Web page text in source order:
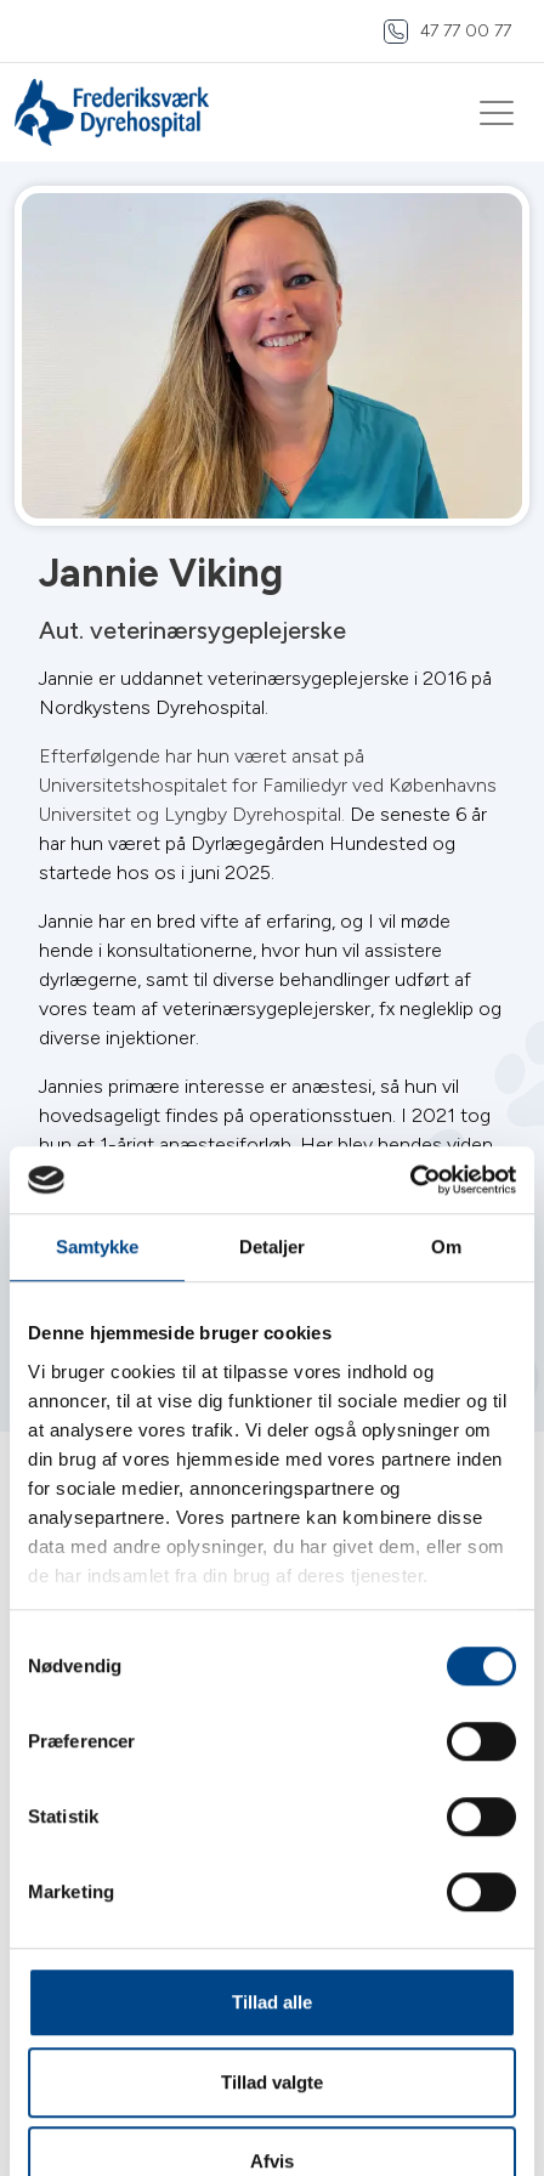
Samtykke Detaljer Om
Denne hjemmeside bruger cookies
Vi bruger cookies til at tilpasse vores indhold og
annoncer, til at vise dig funktioner til sociale medier og til
at analysere vores trafik. Vi deler også oplysninger om
din brug af vores hjemmeside med vores partnere inden
for sociale medier, annonceringspartnere og
analysepartnere. Vores partnere kan kombinere disse
data med andre oplysninger, du har givet dem, eller som
de har indsamlet fra din brug af deres tjenester.
Nødvendig
Præferencer
Statistik
Marketing
Tillad alle
Tillad valgte
Afvis
47 77 00 77
Jannie Viking
Aut. veterinærsygeplejerske
Jannie er uddannet veterinærsygeplejerske i 2016 på
Nordkystens Dyrehospital.
Efterfølgende har hun været ansat på
Universitetshospitalet for Familiedyr ved Københavns
Universitet og Lyngby Dyrehospital. De seneste 6 år
har hun været på Dyrlægegården Hundested og
startede hos os i juni 2025.
Jannie har en bred vifte af erfaring, og I vil møde
hende i konsultationerne, hvor hun vil assistere
dyrlægerne, samt til diverse behandlinger udført af
vores team af veterinærsygeplejersker, fx negleklip og
diverse injektioner.
Jannies primære interesse er anæstesi, så hun vil
hovedsageligt findes på operationsstuen. I 2021 tog
hun et 1-årigt anæstesiforløb. Her blev hendes viden
udvidet, og hendes vifte blev bredere inden for
monitorering, analgesi, generel anæstesi af forskellige
Privat bor Jannie med sin kæreste, deres Staffordshire
hvor hun også er født og opvokset.
hun en del tid på håndbold, paddle board med hunden
samt familie og venner.
Følg os på Facebook
Følg os på Facebook
🧸💔 DET ER SÅ SYND FOR OS! 💔🧸 Når
man er hund, har man selvfølgelig nogle
🐶❤️ Men hvad gør man, når ens mor, bliver
vanvittig og pludselig tager ens elskede
bamser og putter dem i VASKEMASKINEN?!